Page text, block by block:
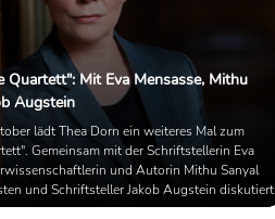
Quartett": Mit Eva Mensasse, Mithu
Augstein
lädt Thea Dorn ein weiteres Mal zum
Gemeinsam mit der Schriftstellerin Eva
und Autorin Mithu Sanyal
und Schriftsteller Jakob Augstein diskutiert
von Daniel Kehlmann, Deniz Utlu und